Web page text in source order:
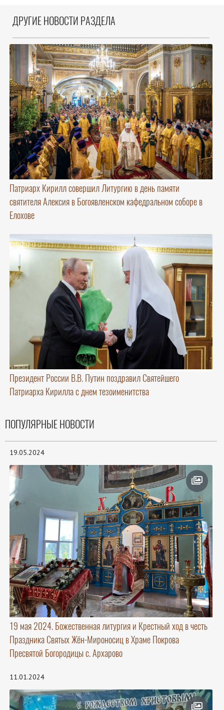
ДРУГИЕ НОВОСТИ РАЗДЕЛА
Патриарх Кирилл совершил Литургию в день памяти
святителя Алексия в Богоявленском кафедральном соборе в
Елохове
Президент России В.В. Путин поздравил Святейшего
Патриарха Кирилла с днем тезоименитства
ПОПУЛЯРНЫЕ НОВОСТИ
19.05.2024
19 мая 2024. Божественная литургия и Крестный ход в честь
Праздника Святых Жён-Мироносиц в Храме Покрова
Пресвятой Богородицы с. Архарово
11.01.2024